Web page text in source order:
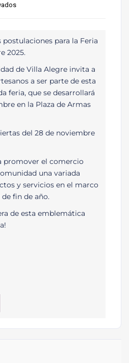
postulaciones para la Feria
2025.
de Villa Alegre invita a
a ser parte de esta
feria, que se desarrollará
en la Plaza de Armas
del 28 de noviembre
promover el comercio
una variada
y servicios en el marco
fin de año.
de esta emblemática